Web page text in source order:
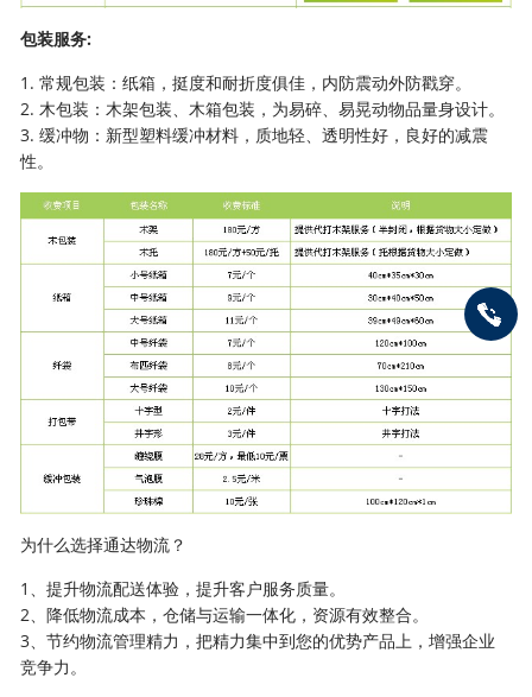
包装服务:
1. 常规包装：纸箱，挺度和耐折度俱佳，内防震动外防戳穿。
2. 木包装：木架包装、木箱包装，为易碎、易晃动物品量身设计。
3. 缓冲物：新型塑料缓冲材料，质地轻、透明性好，良好的减震
性。
为什么选择通达物流？
1、提升物流配送体验，提升客户服务质量。
2、降低物流成本，仓储与运输一体化，资源有效整合。
3、节约物流管理精力，把精力集中到您的优势产品上，增强企业
竞争力。